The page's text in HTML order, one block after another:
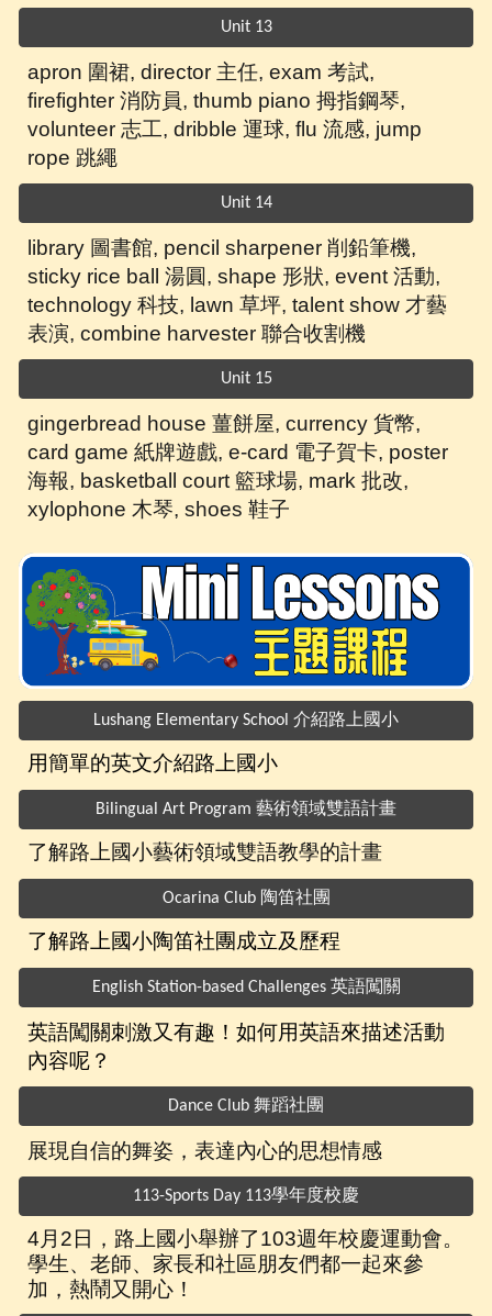
Unit 13
apron 圍裙, director 主任, exam 考試,
firefighter 消防員, thumb piano 拇指鋼琴,
volunteer 志工, dribble 運球, flu 流感, jump
rope 跳繩
Unit 14
library 圖書館, pencil sharpener 削鉛筆機,
sticky rice ball 湯圓 , shape 形狀, event 活動,
technology 科技, lawn 草坪, talent show 才藝
表演, combine harvester 聯合收割機
Unit 15
gingerbread house 薑餅屋,currency 貨幣,
card game 紙牌遊戲, e-card 電子賀卡, poster
海報, basketball court 籃球場, mark 批改,
xylophone 木琴, shoes 鞋子
Lushang Elementary School 介紹路上國小
用簡單的英文介紹路上國小
Bilingual Art Program 藝術領域雙語計畫
了解路上國小藝術領域雙語教學的計畫
Ocarina Club 陶笛社團
了解路上國小陶笛社團成立及歷程
English Station-based Challenges 英語闖關
英語闖關刺激又有趣！如何用英語來描述活動
內容呢？
Dance Club 舞蹈社團
展現自信的舞姿，表達內心的思想情感
113-Sports Day 113學年度校慶
4月2日，路上國小舉辦了103週年校慶運動會。
學生、老師、家長和社區朋友們都一起來參
加，熱鬧又開心！